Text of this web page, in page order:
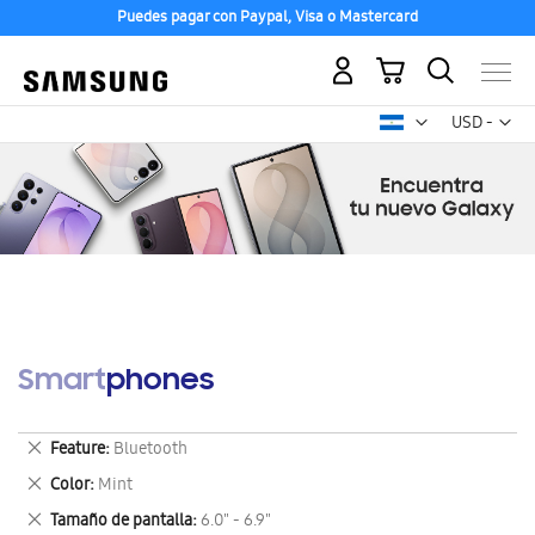
Puedes pagar con Paypal, Visa o Mastercard
USD -
dólar
Mi carrito
Smartphones
Feature Bluetooth
Eliminar
este
artículo
Color Mint
Eliminar
este
Tamaño de pantalla 6.0" - 6.9"
Eliminar